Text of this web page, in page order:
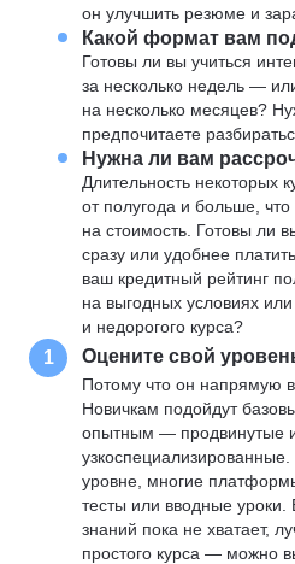
он улучшить резюме и
Какой формат вам
Готовы ли вы учиться
за несколько недель —
на несколько месяцев?
предпочитаете
Нужна ли вам
Длительность некоторых
от полугода и больше,
на стоимость. Готовы ли
сразу или удобнее
ваш кредитный рейтинг
на выгодных условиях
и недорогого курса?
1 Оцените свой
Потому что он напрямую
Новичкам подойдут
опытным — продвинутые
уровне, многие
тесты или вводные уроки.
знаний пока не хватает,
простого курса — можно